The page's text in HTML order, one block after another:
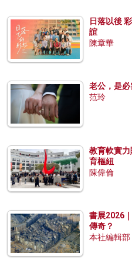
日落以後
誼
陳章華
老公，是必
范玲
教育軟實
育樞紐
陳偉倫
書展2026
傳奇？
本社編輯部